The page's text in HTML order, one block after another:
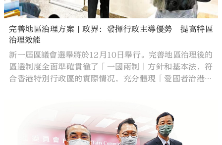
完善地區治理方案 | 政界：發揮行政主導優勢 提高特區
治理效能
新一屆區議會選舉將於12月10日舉行。完善地區治理後的
區選制度全面準確貫徹了「一國兩制」方針和基本法，符
合香港特別行政區的實際情况，充分體現「愛國者治港」